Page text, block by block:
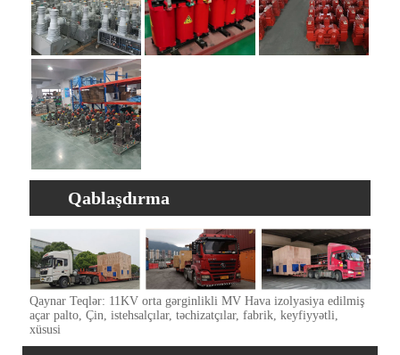
Qablaşdırma
Qaynar Teqlər: 11KV orta gərginlikli MV Hava izolyasiya edilmiş
açar palto, Çin, istehsalçılar, təchizatçılar, fabrik, keyfiyyətli,
xüsusi